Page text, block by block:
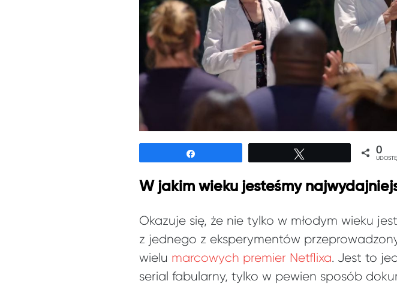
0
W jakim wieku jesteśmy
Okazuje się, że nie tylko w młodym wieku
z jednego z eksperymentów
wielu marcowych premier Netflixa. Jest to
serial fabularny, tylko w pewien sposób